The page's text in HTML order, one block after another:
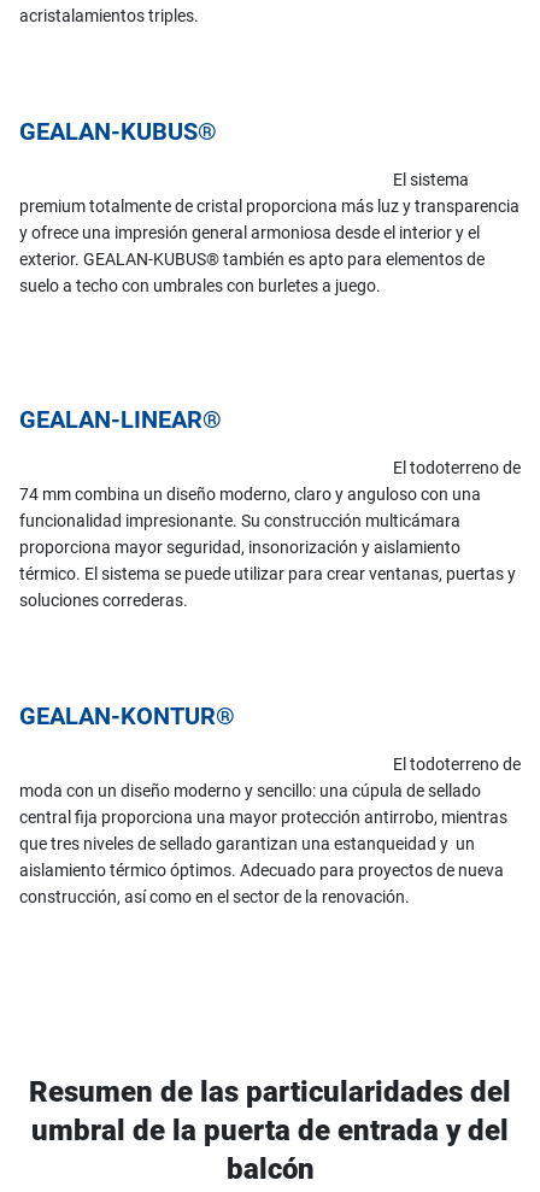
acristalamientos triples.
GEALAN-KUBUS®
El sistema
premium totalmente de cristal proporciona más luz y transparencia
y ofrece una impresión general armoniosa desde el interior y el
exterior. GEALAN-KUBUS® también es apto para elementos de
suelo a techo con umbrales con burletes a juego.
GEALAN-LINEAR®
El todoterreno de
74 mm combina un diseño moderno, claro y anguloso con una
funcionalidad impresionante. Su construcción multicámara
proporciona mayor seguridad, insonorización y aislamiento
térmico. El sistema se puede utilizar para crear ventanas, puertas y
soluciones correderas.
GEALAN-KONTUR®
El todoterreno de
moda con un diseño moderno y sencillo: una cúpula de sellado
central fija proporciona una mayor protección antirrobo, mientras
que tres niveles de sellado garantizan una estanqueidad y un
aislamiento térmico óptimos. Adecuado para proyectos de nueva
construcción, así como en el sector de la renovación.
Resumen de las particularidades del
umbral de la puerta de entrada y del
balcón